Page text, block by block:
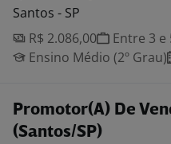
Santos - SP
R$ 2.086,00
Entre 3 e
Ensino Médio (2º Grau)
Promotor(A) De
(Santos/SP)